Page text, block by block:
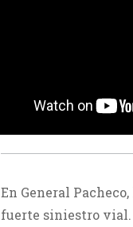
En General
fuerte siniestro vial.